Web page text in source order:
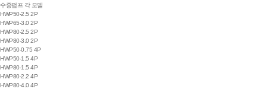
수중펌프 각 모델
HWP50-2.5 2P
HWP65-3.0 2P
HWP80-2.5 2P
HWP80-3.0 2P
HWP50-0.75 4P
HWP50-1.5 4P
HWP80-1.5 4P
HWP80-2.2 4P
HWP80-4.0 4P